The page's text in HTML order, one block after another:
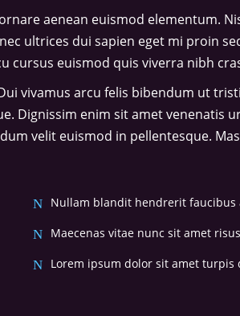
aenean euismod elementum.
ultrices dui sapien eget mi proin
cursus euismod quis viverra nibh
vivamus arcu felis bibendum ut
Dignissim enim sit amet venenatis
velit euismod in pellentesque.
Nullam blandit hendrerit faucibus
Maecenas vitae nunc sit amet
Lorem ipsum dolor sit amet turpis